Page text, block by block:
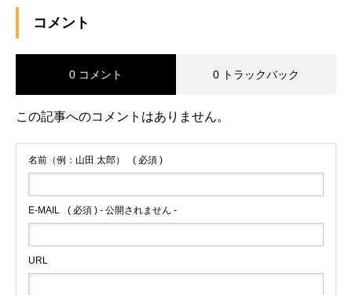
コメント
0 コメント 0 トラックバック
この記事へのコメントはありません。
名前（例：山田 太郎） ( 必須 )
E-MAIL ( 必須 ) - 公開されません -
URL